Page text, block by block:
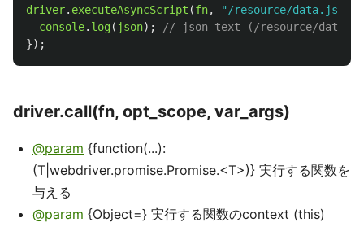
driver. executeAsyncScript (fn, " /resource/data.json
console. log( json);
// json text (/resource/
});
driver.call(fn, opt_scope, var_args)
@param {function(...):
(T|webdriver.promise.Promise.<T>)} 実行する関数を
与える
@param {Object=} 実行する関数のcontext (this)